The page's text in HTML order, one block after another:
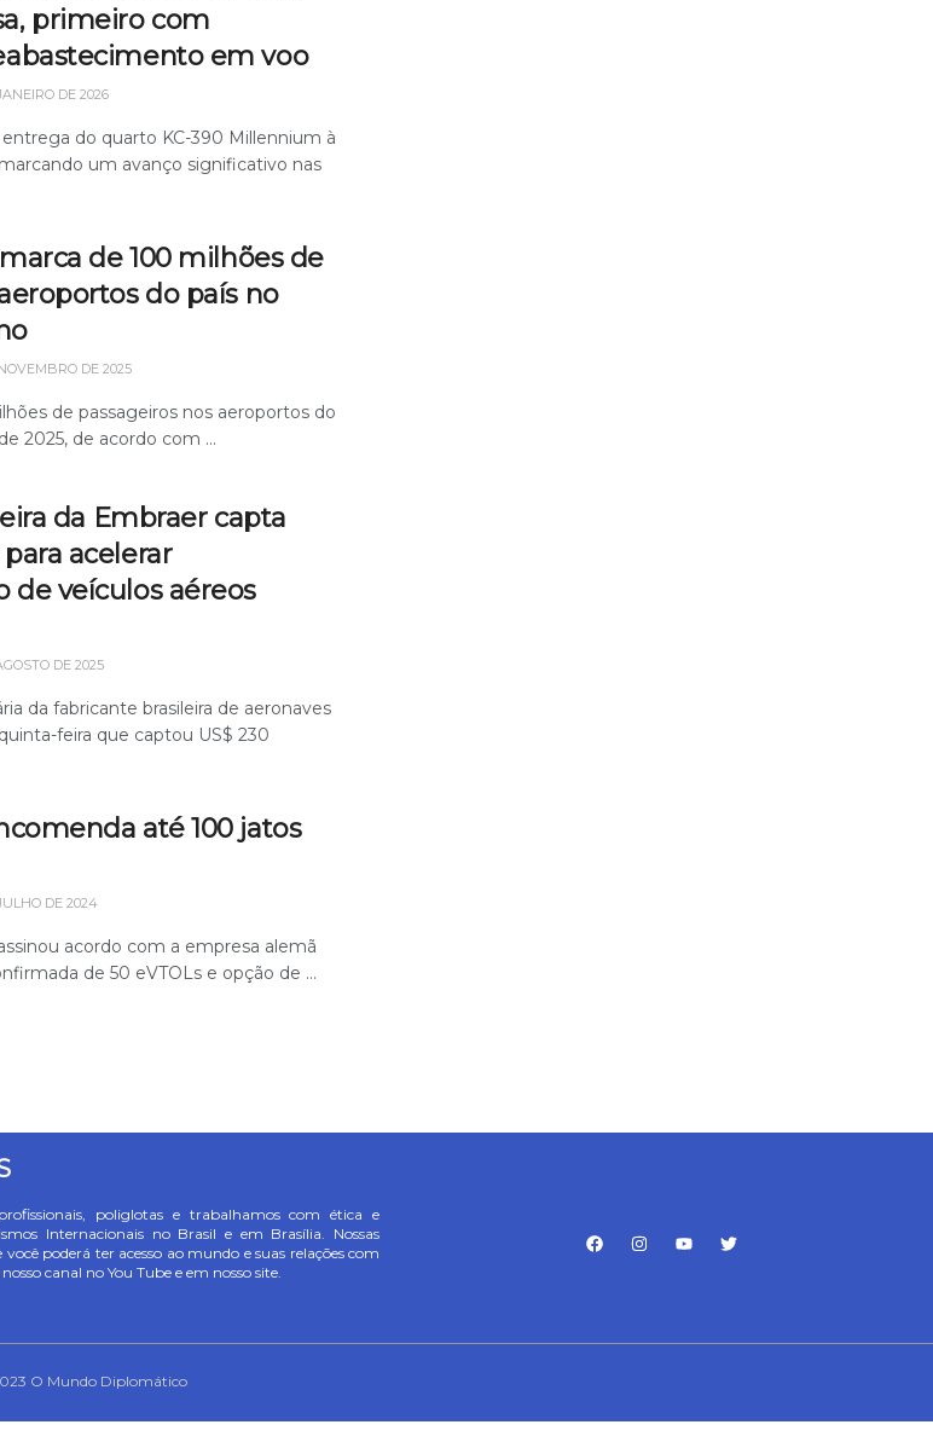
primeiro com
em voo
DE 2026
do quarto KC-390 Millennium à
um avanço significativo nas
de 100 milhões de
do país no
DE 2025
de passageiros nos aeroportos do
2025, de acordo com ...
da Embraer capta
acelerar
de veículos aéreos
DE 2025
da fabricante brasileira de aeronaves
feira que captou US$ 230
até 100 jatos
DE 2024
acordo com a empresa alemã
de 50 eVTOLs e opção de ...
poliglotas e trabalhamos com ética e
Internacionais no Brasil e em Brasília. Nossas
você poderá ter acesso ao mundo e suas relações com
canal no You Tube e em nosso site.
O Mundo Diplomático